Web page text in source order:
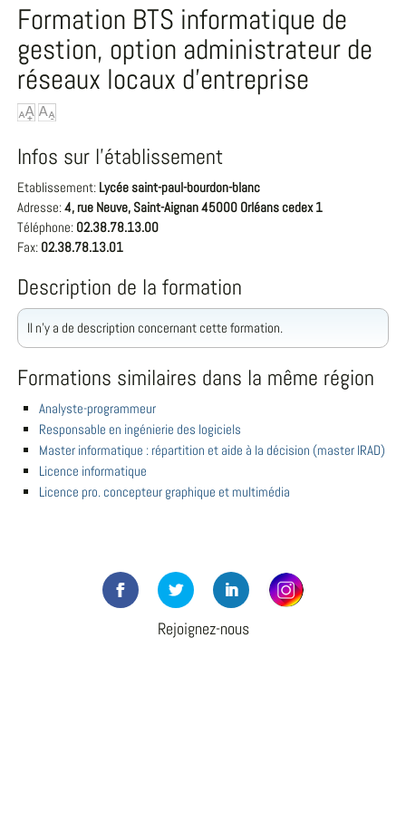
Formation BTS informatique de
gestion, option administrateur de
réseaux locaux d'entreprise
Infos sur l'établissement
Etablissement: Lycée saint-paul-bourdon-blanc
Adresse:4, rue Neuve, Saint-Aignan 45000 Orléans cedex 1
Téléphone: 02.38.78.13.00
Fax: 02.38.78.13.01
Description de la formation
Il n'y a de description concernant cette formation.
Formations similaires dans la même région
Analyste-programmeur
Responsable en ingénierie des logiciels
Master informatique : répartition et aide à la décision (master IRAD)
Licence informatique
Licence pro. concepteur graphique et multimédia
Rejoignez-nous